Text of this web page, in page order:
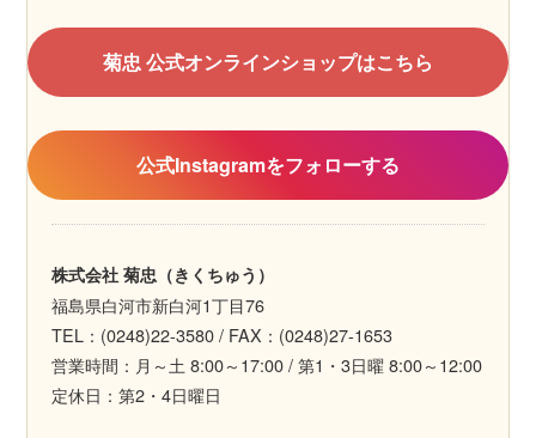
菊忠 公式オンラインショップはこちら
公式Instagramをフォローする
株式会社 菊忠（きくちゅう）
福島県白河市新白河1丁目76
TEL：(0248)22-3580 / FAX：(0248)27-1653
営業時間：月～土 8:00～17:00 / 第1・3日曜 8:00～12:00
定休日：第2・4日曜日